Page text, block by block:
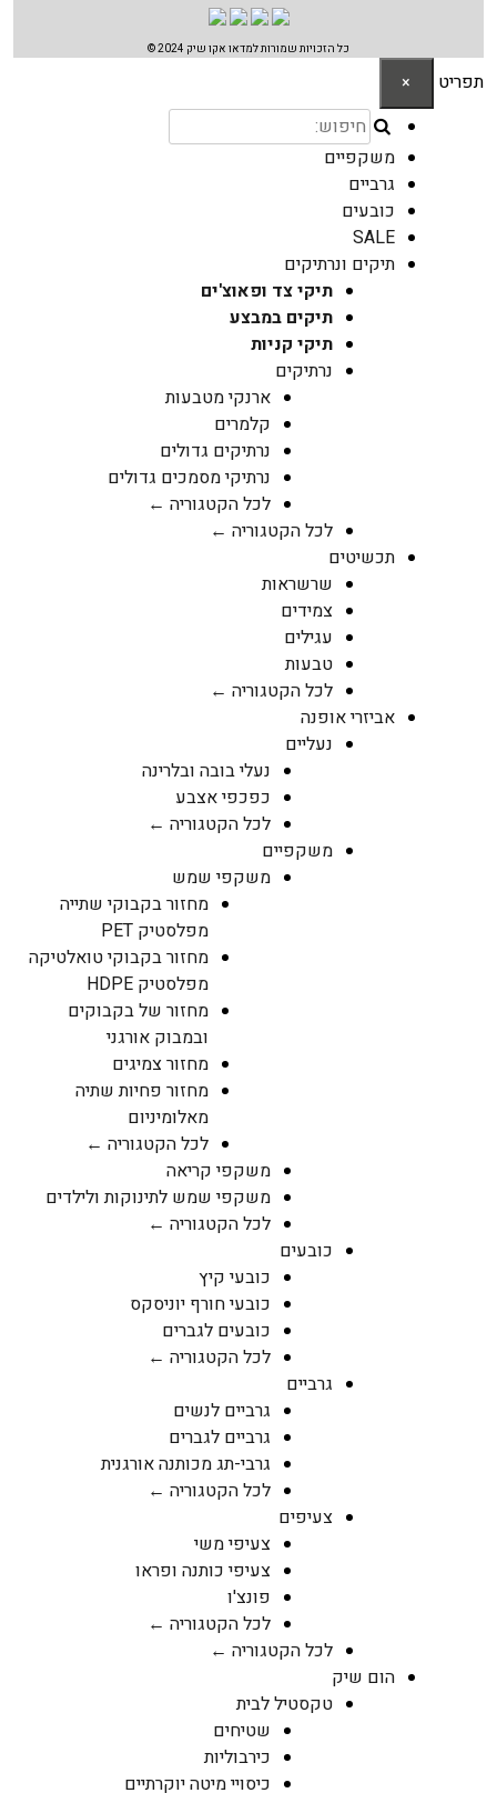
כל הזכויות שמורות למדאו אקו שיק 2024 ©
תפריט ×
משקפיים
גרביים
כובעים
SALE
תיקים ונרתיקים
תיקי צד ופאוצ'ים
תיקים במבצע
תיקי קניות
נרתיקים
ארנקי מטבעות
קלמרים
נרתיקים גדולים
נרתיקי מסמכים גדולים
לכל הקטגוריה ←
לכל הקטגוריה ←
תכשיטים
שרשראות
צמידים
עגילים
טבעות
לכל הקטגוריה ←
אביזרי אופנה
נעליים
נעלי בובה ובלרינה
כפכפי אצבע
לכל הקטגוריה ←
משקפיים
משקפי שמש
מחזור בקבוקי שתייה
מפלסטיק PET
מחזור בקבוקי טואלטיקה
מפלסטיק HDPE
מחזור של בקבוקים
ובמבוק אורגני
מחזור צמיגים
מחזור פחיות שתיה
מאלומיניום
לכל הקטגוריה ←
משקפי קריאה
משקפי שמש לתינוקות ולילדים
לכל הקטגוריה ←
כובעים
כובעי קיץ
כובעי חורף יוניסקס
כובעים לגברים
לכל הקטגוריה ←
גרביים
גרביים לנשים
גרביים לגברים
גרבי-תג מכותנה אורגנית
לכל הקטגוריה ←
צעיפים
צעיפי משי
צעיפי כותנה ופראו
פונצ'ו
לכל הקטגוריה ←
לכל הקטגוריה ←
הום שיק
טקסטיל לבית
שטיחים
כירבוליות
כיסויי מיטה יוקרתיים